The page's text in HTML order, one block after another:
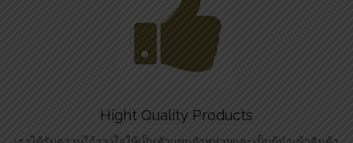
Hight Quality Products